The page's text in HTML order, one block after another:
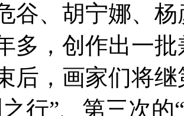
谷、胡宁娜、
多，创作出一
后，画家们将
行”、第三次